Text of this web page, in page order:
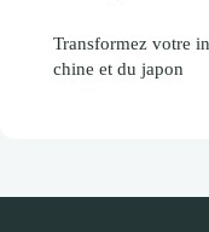
Transformez votre
chine et du japon